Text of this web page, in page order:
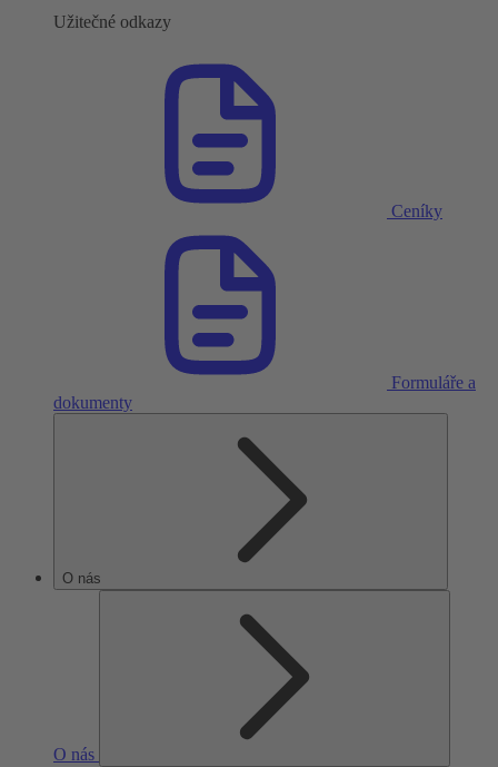
Užitečné odkazy
Ceníky
Formuláře a
dokumenty
O nás
O nás